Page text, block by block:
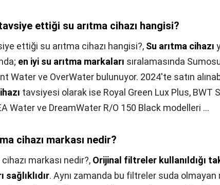
ettiği su arıtma cihazı hangisi?
ettiği su arıtma cihazı hangisi?, Su arıtma cihazı
en iyi su arıtma markaları sıralamasında
Water ve OverWater bulunuyor. 2024'te satın
tavsiyesi olarak ise Royal Green Lux Plus, BWT
Water ve DreamWater R/O 150 Black modelleri ...
cihazı markası nedir?
markası nedir?, Orijinal filtreler kullanıldığı
sağlıklıdır. Aynı zamanda bu filtreler suda olmayan